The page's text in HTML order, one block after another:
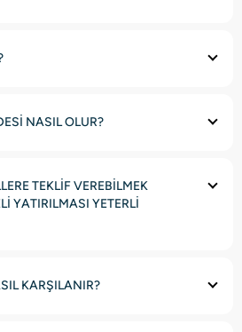
NASIL OLUR?
TEKLİF VEREBİLMEK
YATIRILMASI YETERLİ
KARŞILANIR?